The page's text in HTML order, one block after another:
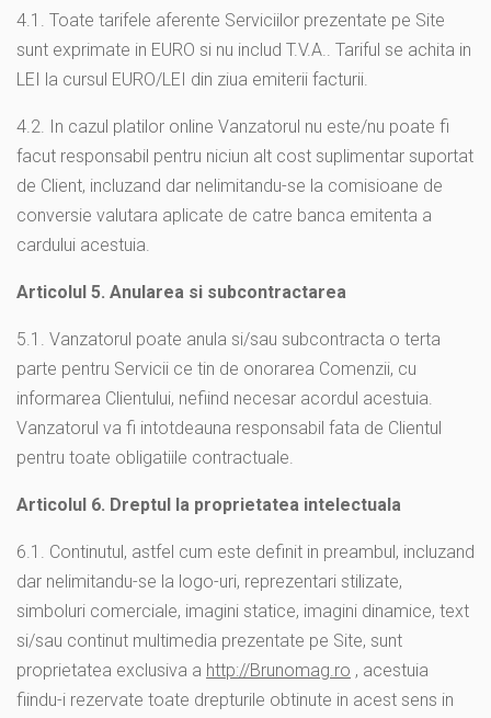
4.1 . Toate tarifele aferente Serviciilor prezentate pe Site
sunt exprimate in EURO si nu includ T.V.A.. Tariful se achita in
LEI la cursul EURO/LEI din ziua emiterii facturii.
4.2. In cazul platilor online Vanzatorul nu este/nu poate fi
facut responsabil pentru niciun alt cost suplimentar suportat
de Client, incluzand dar nelimitandu-se la comisioane de
conversie valutara aplicate de catre banca emitenta a
cardului acestuia.
Articolul 5. Anularea si subcontractarea
5.1. Vanzatorul poate anula si/sau subcontracta o terta
parte pentru Servicii ce tin de onorarea Comenzii, cu
informarea Clientului, nefiind necesar acordul acestuia.
Vanzatorul va fi intotdeauna responsabil fata de Clientul
pentru toate obligatiile contractuale.
Articolul 6. Dreptul la proprietatea intelectuala
6.1. Continutul, astfel cum este definit in preambul, incluzand
dar nelimitandu-se la logo-uri, reprezentari stilizate,
simboluri comerciale, imagini statice, imagini dinamice, text
si/sau continut multimedia prezentate pe Site, sunt
proprietatea exclusiva a http://Brunomag.ro , acestuia
fiindu-i rezervate toate drepturile obtinute in acest sens in